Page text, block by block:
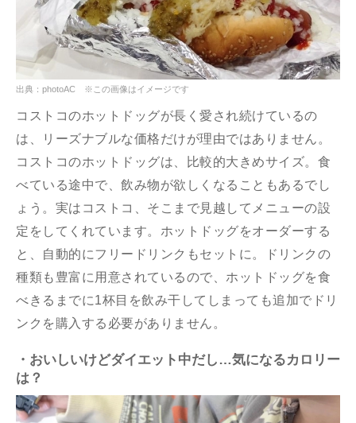
出典：photoAC ※この画像はイメージです
コストコのホットドッグが長く愛され続けているの
は、リーズナブルな価格だけが理由ではありません。
コストコのホットドッグは、比較的大きめサイズ。食
べている途中で、飲み物が欲しくなることもあるでし
ょう。実はコストコ、そこまで見越してメニューの設
定をしてくれています。ホットドッグをオーダーする
と、自動的にフリードリンクもセットに。ドリンクの
種類も豊富に用意されているので、ホットドッグを食
べきるまでに1杯目を飲み干してしまっても追加でドリ
ンクを購入する必要がありません。
・おいしいけどダイエット中だし…気になるカロリー
は？